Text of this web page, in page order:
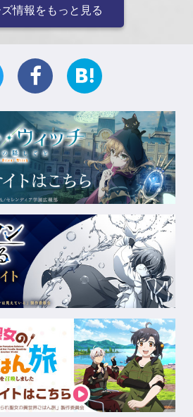
情報をもっと見る